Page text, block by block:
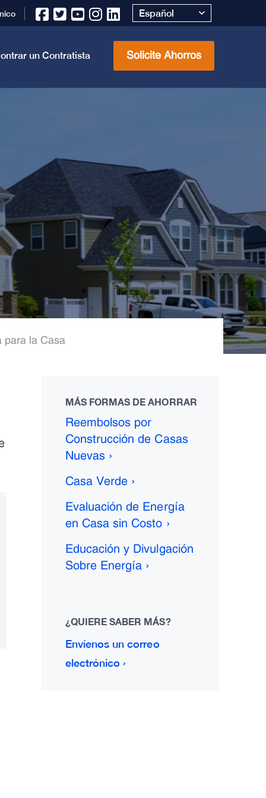
Español
un Contratista Solicite Ahorros
para la Casa
MÁS FORMAS DE AHORRAR
Reembolsos por
Construcción de Casas
Nuevas ›
Casa Verde ›
Evaluación de Energía
en Casa sin Costo ›
Educación y Divulgación
Sobre Energía ›
¿QUIERE SABER MÁS?
Envíenos un correo
electrónico ›